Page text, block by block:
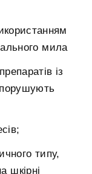
мила
із
порушують
типу,
шкірні